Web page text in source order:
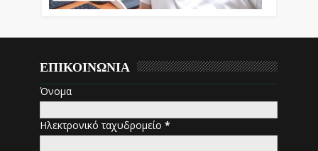
ΕΠΙΚΟΙΝΩΝΙΑ
Όνομα
Ηλεκτρονικό ταχυδρομείο*